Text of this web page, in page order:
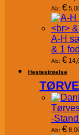
Ab: €
A-H
& 1
Ab: €
Hestestrøelse
-
Ab: €